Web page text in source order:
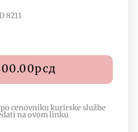
8211
рсд
po cenovniku kurirske službe
naovom linku